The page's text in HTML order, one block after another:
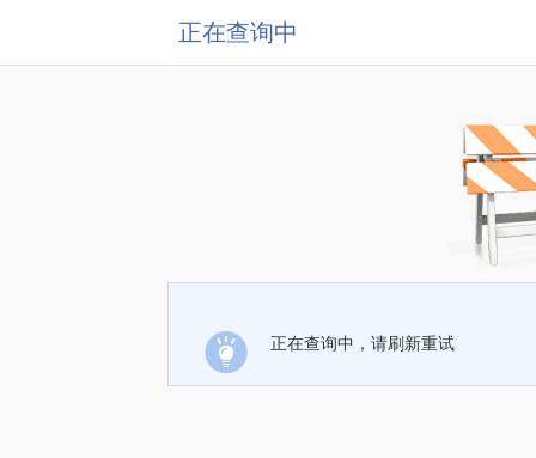
正在查询中
正在查询中，请刷新重试